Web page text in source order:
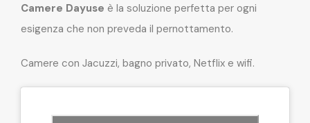
Camere Dayuse è la soluzione perfetta per ogni
esigenza che non preveda il pernottamento.
Camere con Jacuzzi, bagno privato, Netflix e wifi.